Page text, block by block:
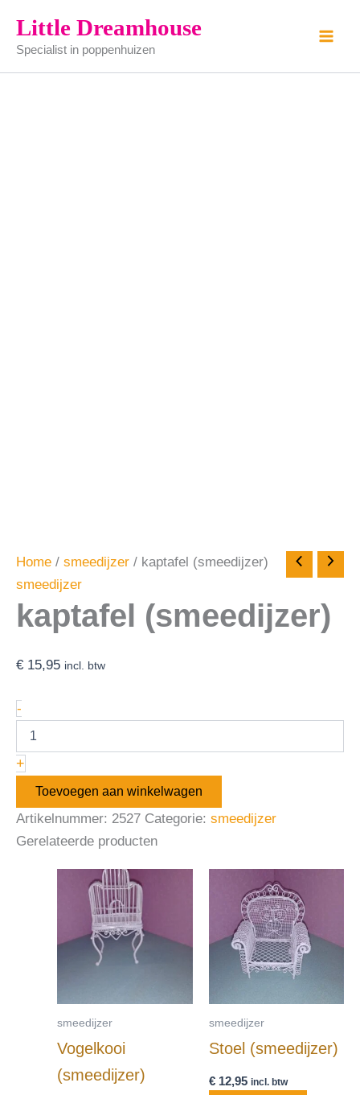
naar
inhoud
Little Dreamhouse
Specialist in poppenhuizen
Home / smeedijzer / kaptafel (smeedijzer)
smeedijzer
kaptafel (smeedijzer)
€ 15,95 incl. btw
-
(smeedijzer)
aantal
+
Toevoegen aan winkelwagen
Artikelnummer: 2527 Categorie: smeedijzer
Gerelateerde producten
smeedijzer
Vogelkooi
(smeedijzer)
smeedijzer
Stoel (smeedijzer)
€12,95 incl. btw